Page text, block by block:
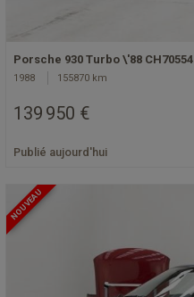
Porsche 930 Turbo \'88 CH70554
1988 155870 km
139 950 €
Publié aujourd'hui
NOUVEAU